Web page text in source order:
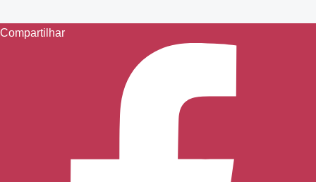
Compartilhar